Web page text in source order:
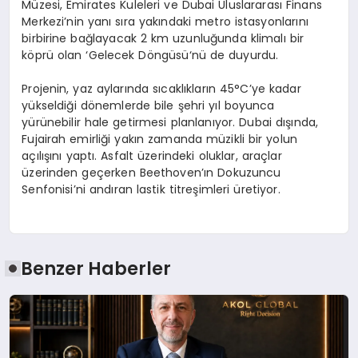
Müzesi, Emirates Kuleleri ve Dubai Uluslararası Finans
Merkezi’nin yanısıra yakındaki metro istasyonlarını
birbirine bağlayacak 2 km uzunluğunda klimalı bir
köprü olan ‘Gelecek Döngüsü‘nü de duyurdu.
Projenin, yaz aylarında sıcaklıkların 45°C’ye kadar
yükseldiği dönemlerde bile şehri yıl boyunca
yürünebilir hale getirmesi planlanıyor. Dubai dışında,
Fujairah emirliği yakın zamanda müzikli bir yolun
açılışını yaptı. Asfaltüzerindeki oluklar, araçlar
üzerinden geçerken Beethoven’ın Dokuzuncu
Senfonisi’ni andıran lastik titreşimleriüretiyor.
Benzer Haberler